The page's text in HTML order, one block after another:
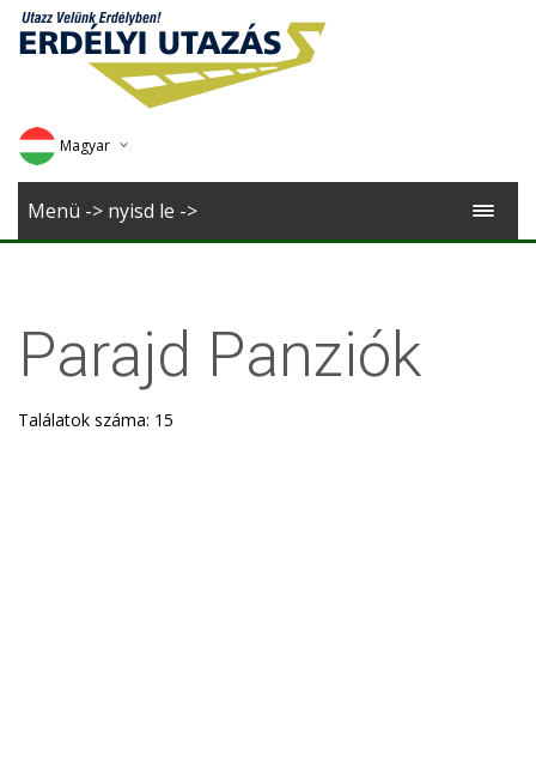
Magyar
Deutsch
Menü -> nyisd le ->
Parajd Panziók
Találatok száma: 15